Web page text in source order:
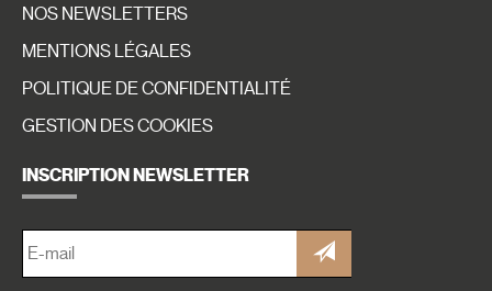
NOS NEWSLETTERS
MENTIONS LÉGALES
POLITIQUE DE CONFIDENTIALITÉ
GESTION DES COOKIES
INSCRIPTION NEWSLETTER
E-
MAIL *